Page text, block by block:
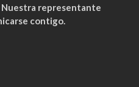
Nuestra representante
contigo.